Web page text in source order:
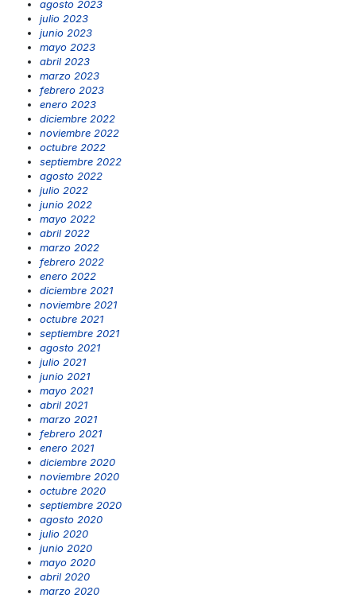
agosto 2023
julio 2023
junio 2023
mayo 2023
abril 2023
marzo 2023
febrero 2023
enero 2023
diciembre 2022
noviembre 2022
octubre 2022
septiembre 2022
agosto 2022
julio 2022
junio 2022
mayo 2022
abril 2022
marzo 2022
febrero 2022
enero 2022
diciembre 2021
noviembre 2021
octubre 2021
septiembre 2021
agosto 2021
julio 2021
junio 2021
mayo 2021
abril 2021
marzo 2021
febrero 2021
enero 2021
diciembre 2020
noviembre 2020
octubre 2020
septiembre 2020
agosto 2020
julio 2020
junio 2020
mayo 2020
abril 2020
marzo 2020